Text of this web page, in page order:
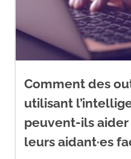
Comment des
utilisant
peuvent-ils aider
leurs aidant·es